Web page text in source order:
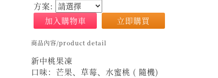
方案:
加入購物車
立即購買
商品內容/product detail
新中桃果凍
口味：芒果、草莓、水蜜桃 ( 隨機)